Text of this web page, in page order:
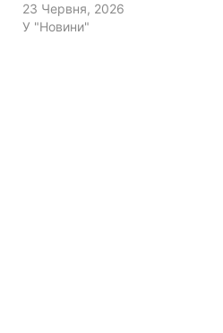
23 Червня, 2026
У "Новини"